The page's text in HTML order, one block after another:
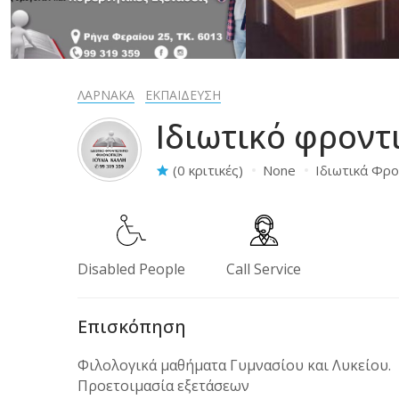
ΛΑΡΝΑΚΑ ΕΚΠΑΙΔΕΥΣΗ
Ιδιωτικό
(0 κριτικές) None Ιδιωτικά
Disabled People Call Service
Επισκόπηση
Φιλολογικά μαθήματα Γυμνασίου και Λυκείου.
Προετοιμασία εξετάσεων